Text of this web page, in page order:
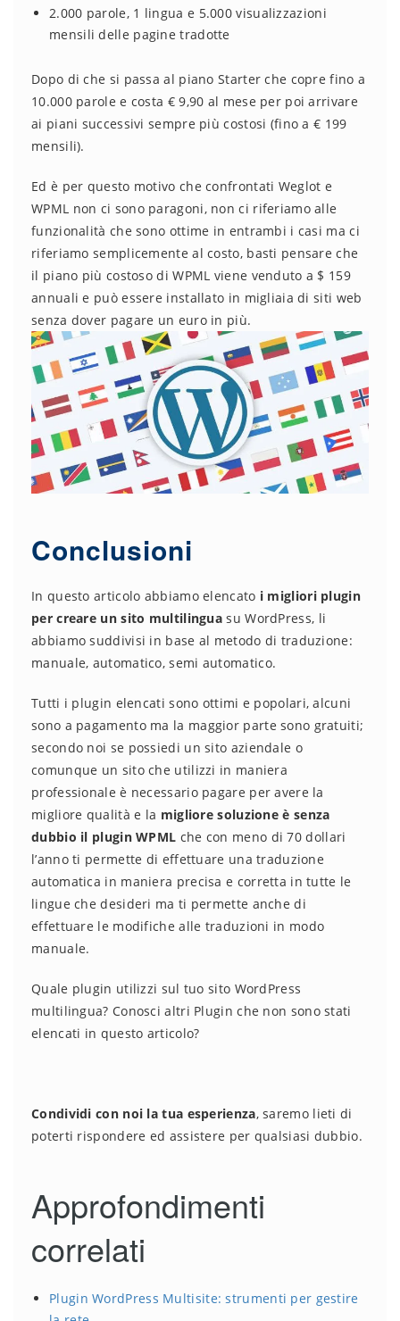
2.000 parole, 1 lingua e 5.000 visualizzazioni
mensili delle pagine tradotte
Dopo di che si passa al piano Starter che copre fino a
10.000 parole e costa € 9,90 al mese per poi arrivare
ai piani successivi sempre più costosi (fino a € 199
mensili).
Ed è per questo motivo che confrontati Weglot e
WPML non ci sono paragoni, non ci riferiamo alle
funzionalità che sono ottime in entrambi i casi ma ci
riferiamo semplicemente al costo, basti pensare che
il piano più costoso di WPML viene venduto a $ 159
annuali e può essere installato in migliaia di siti web
senza dover pagare un euro in più.
Conclusioni
In questo articolo abbiamo elencato i migliori plugin
per creare un sito multilingua su WordPress, li
abbiamo suddivisi in base al metodo di traduzione:
manuale, automatico, semi automatico.
Tutti i plugin elencati sono ottimi e popolari, alcuni
sono a pagamento ma la maggior parte sono gratuiti;
secondo noi se possiedi un sito aziendale o
comunque un sito che utilizzi in maniera
professionale è necessario pagare per avere la
migliore qualità e la migliore soluzione è senza
dubbio il plugin WPML che con meno di 70 dollari
l’anno ti permette di effettuare una traduzione
automatica in maniera precisa e corretta in tutte le
lingue che desideri ma ti permette anche di
effettuare le modifiche alle traduzioni in modo
manuale.
Quale plugin utilizzi sul tuo sito WordPress
multilingua? Conosci altri Plugin che non sono stati
elencati in questo articolo?
Condividi con noi la tua esperienza, saremo lieti di
poterti rispondere ed assistere per qualsiasi dubbio.
Approfondimenti
correlati
Plugin WordPress Multisite: strumenti per gestire